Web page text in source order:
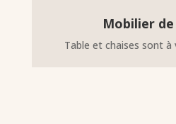
Mobilier
Table et chaises sont